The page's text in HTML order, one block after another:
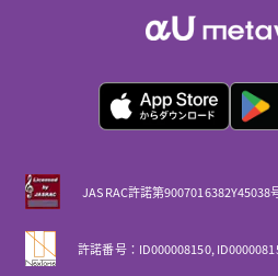
JASRAC許諾第9007016382Y45038
許諾番号：ID000008150,